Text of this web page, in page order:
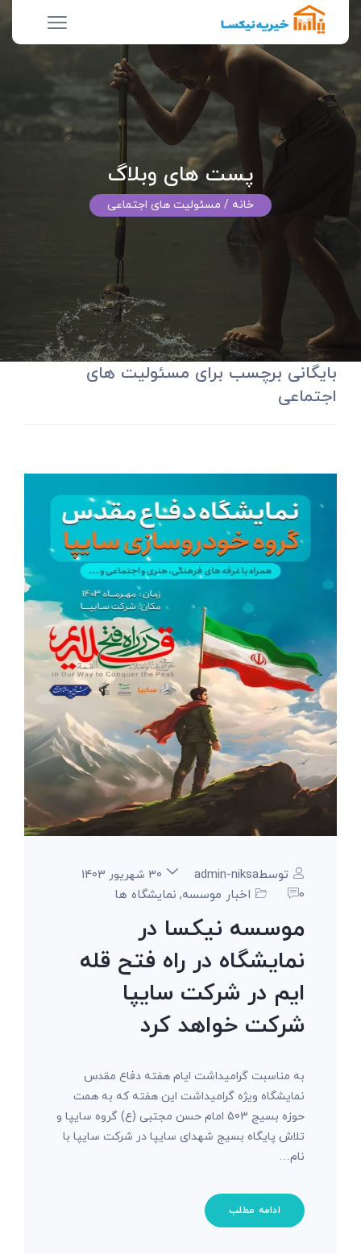
پست های وبلاگ
خانه / مسئولیت های اجتماعی
بایگانی برچسب برای مسئولیت های
اجتماعی
توسطadmin-niksa 30 شهریور 1403
0 اخبار موسسه, نمایشگاه ها
موسسه نیکسا در
نمایشگاه در راه فتح قله
ایم در شرکت سایپا
شرکت خواهد کرد
به مناسبت گرامیداشت ایام هفته دفاع مقدس
نمایشگاه ویژه گرامیداشت این هفته که به همت
حوزه بسیج 503 امام حسن مجتبی (ع) گروه سایپا و
تلاش پایگاه بسیج شهدای سایپا در شرکت سایپا با
نام…
ادامه مطلب